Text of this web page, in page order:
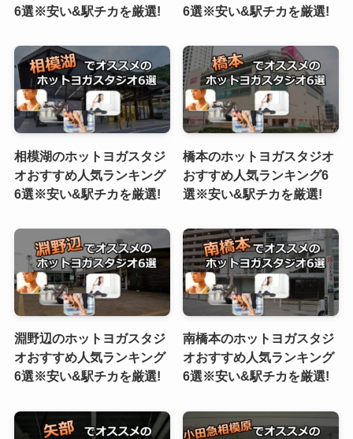
6選※安い&駅チカを厳選!
6選※安い&駅チカを厳選!
相模湖のホットヨガスタジ
オおすすめ人気ランキング
6選※安い&駅チカを厳選!
橋本のホットヨガスタジオ
おすすめ人気ランキング6
選※安い&駅チカを厳選!
淵野辺のホットヨガスタジ
オおすすめ人気ランキング
6選※安い&駅チカを厳選!
南橋本のホットヨガスタジ
オおすすめ人気ランキング
6選※安い&駅チカを厳選!